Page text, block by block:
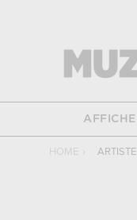
AFFICHE
HOME › ARTISTE